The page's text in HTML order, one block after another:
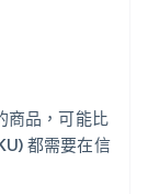
商品，可能比
都需要在信